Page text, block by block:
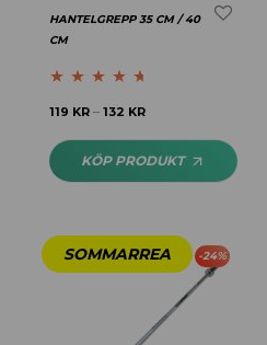
HANTELGREPP 35 CM / 40
CM
Betygsatt4.56
119 KR – 132 KR
KÖP PRODUKT
-24%